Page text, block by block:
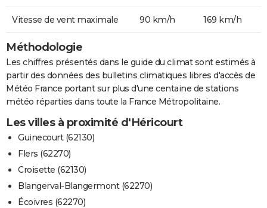
Vitesse de vent maximale 90 km/h 169 km/h
Méthodologie
Les chiffres présentés dans le guide du climat sont estimés à
partir des données des bulletins climatiques libres d'accès de
Météo France portant sur plus d'une centaine de stations
météo réparties dans toute la France Métropolitaine.
Les villes à proximité d'Héricourt
Guinecourt (62130)
Flers (62270)
Croisette (62130)
Blangerval-Blangermont (62270)
Écoivres (62270)